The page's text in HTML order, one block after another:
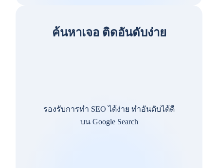
ค้นหาเจอ ติดอันดับง่าย
รองรับการทำ SEO ได้ง่าย ทำอันดับได้ดี
บน Google Search